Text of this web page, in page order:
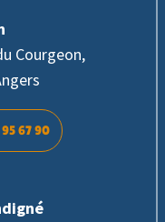
Courgeon,
67 90